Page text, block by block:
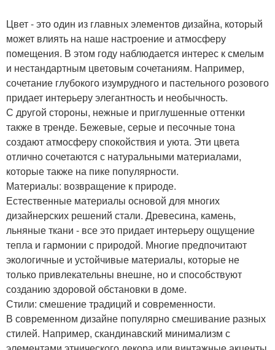
Цвет - это один из главных элементов дизайна, который
может влиять на наше настроение и атмосферу
помещения. В этом году наблюдается интерес к смелым
и нестандартным цветовым сочетаниям. Например,
сочетание глубокого изумрудного и пастельного розового
придает интерьеру элегантность и необычность.
С другой стороны, нежные и приглушенные оттенки
также в тренде. Бежевые, серые и песочные тона
создают атмосферу спокойствия и уюта. Эти цвета
отлично сочетаются с натуральными материалами,
которые также на пике популярности.
Материалы: возвращение к природе.
Естественные материалы основой для многих
дизайнерских решений стали. Древесина, камень,
льняные ткани - все это придает интерьеру ощущение
тепла и гармонии с природой. Многие предпочитают
экологичные и устойчивые материалы, которые не
только привлекательны внешне, но и способствуют
созданию здоровой обстановки в доме.
Стили: смешение традиций и современности.
В современном дизайне популярно смешивание разных
стилей. Например, скандинавский минимализм с